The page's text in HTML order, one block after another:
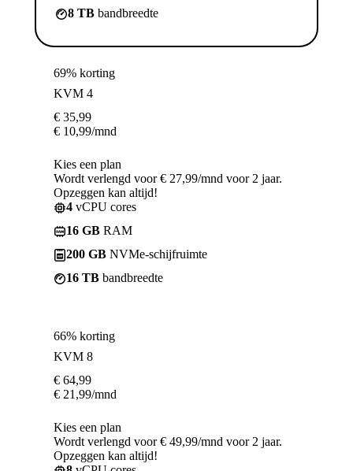
8 TB bandbreedte
69% korting
KVM 4
€ 35,99
€ 10,99/mnd
Kies een plan
Wordt verlengd voor € 27,99/mnd voor 2 jaar.
Opzeggen kan altijd!
4 vCPU cores
16 GB RAM
200 GB NVMe-schijfruimte
16 TB bandbreedte
66% korting
KVM 8
€ 64,99
€ 21,99/mnd
Kies een plan
Wordt verlengd voor € 49,99/mnd voor 2 jaar.
Opzeggen kan altijd!